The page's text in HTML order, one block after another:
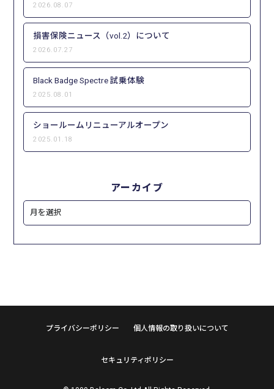
2026.08.07
損害保険ニュース（vol.2）について
2026.07.27
Black Badge Spectre 試乗体験
2025.08.01
ショールームリニューアルオープン
2025.01.18
アーカイブ
プライバシーポリシー 個人情報の取り扱いについて
セキュリティポリシー